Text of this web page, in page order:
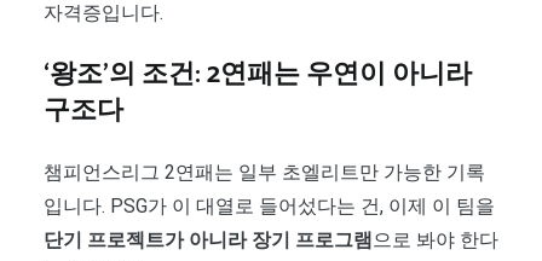
자격증입니다.
‘왕조’의 조건: 2연패는 우연이 아니라
구조다
챔피언스리그 2연패는 일부 초엘리트만 가능한 기록
입니다. PSG가 이 대열로 들어섰다는 건, 이제 이 팀을
단기 프로젝트가 아니라 장기 프로그램으로 봐야 한다